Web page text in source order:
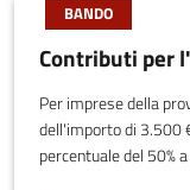
BANDO
Contributi per
Per imprese della
dell'importo di 3.500
percentuale del 50%